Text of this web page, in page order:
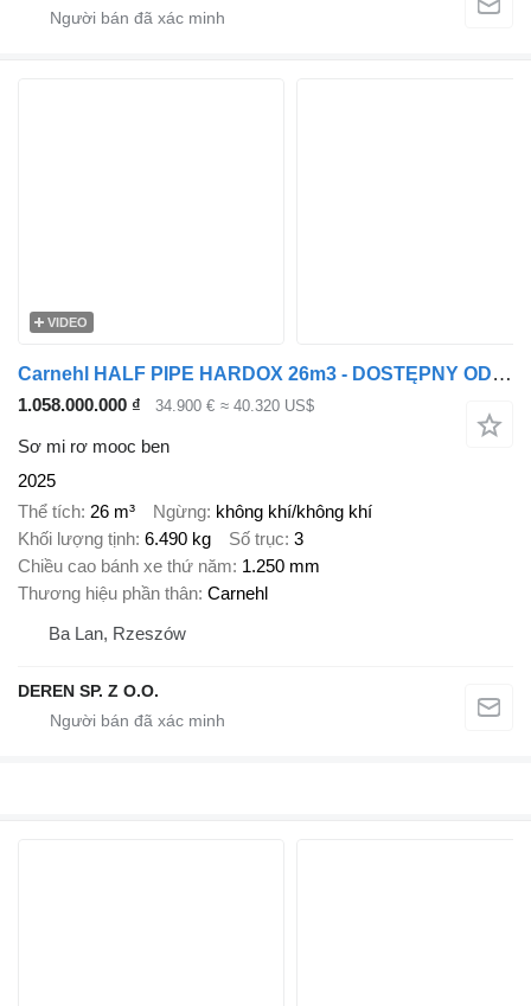
VIDEO
Carnehl HALF PIPE HARDOX 26m3 - DOSTĘPNY OD RĘKI
1.058.000.000 ₫ 34.900 € ≈ 40.320 US$
Sơ mi rơ mooc ben
2025
Thể tích 26 m³ Ngừng không khí/không khí
Khối lượng tịnh 6.490 kg Số trục 3
Chiều cao bánh xe thứ năm 1.250 mm
Thương hiệu phần thân Carnehl
Ba Lan, Rzeszów
DEREN SP. Z O.O.